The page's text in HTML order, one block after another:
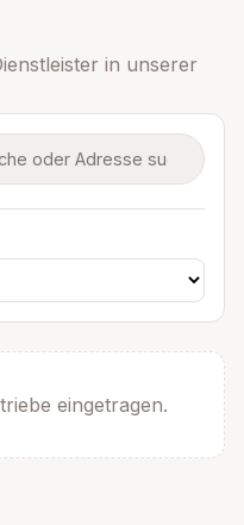
in unserer
eingetragen.